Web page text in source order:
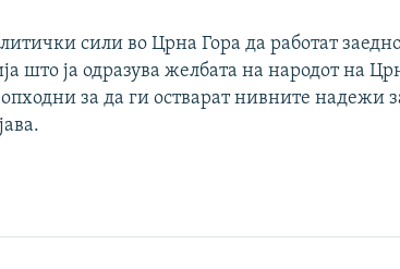
сили во Црна Гора да работат
што ја одразува желбата на народот на
за да ги остварат нивните надежи